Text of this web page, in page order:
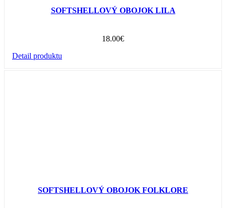
SOFTSHELLOVÝ OBOJOK LILA
18.00€
Detail produktu
SOFTSHELLOVÝ OBOJOK FOLKLORE